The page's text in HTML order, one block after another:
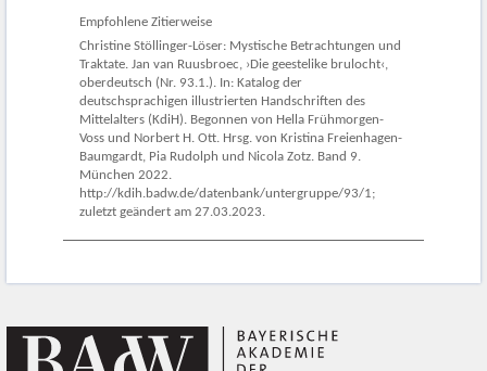
Empfohlene Zitierweise
Christine Stöllinger-Löser: Mystische Betrachtungen und
Traktate. Jan van Ruusbroec, ›Die geestelike brulocht‹,
oberdeutsch (Nr. 93.1.). In: Katalog der
deutschsprachigen illustrierten Handschriften des
Mittelalters (KdiH). Begonnen von Hella Frühmorgen-
Voss und Norbert H. Ott. Hrsg. von Kristina Freienhagen-
Baumgardt, Pia Rudolph und Nicola Zotz. Band 9.
München 2022.
http://kdih.badw.de/datenbank/untergruppe/93/1;
zuletzt geändert am 27.03.2023.